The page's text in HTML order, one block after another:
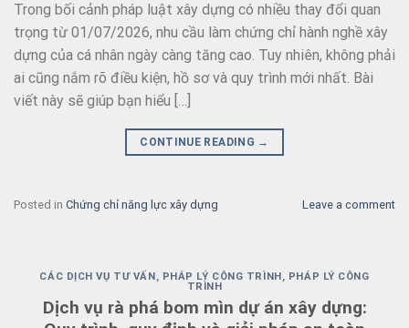
Trong bối cảnh pháp luật xây dựng có nhiều thay đổi quan
trọng từ 01/07/2026, nhu cầu làm chứng chỉ hành nghề xây
dựng của cá nhân ngày càng tăng cao. Tuy nhiên, không phải
ai cũng nắm rõ điều kiện, hồ sơ và quy trình mới nhất. Bài
viết này sẽ giúp bạn hiểu […]
CONTINUE READING →
Posted in Chứng chỉ năng lực xây dựng Leave a comment
CÁC DỊCH VỤ TƯ VẤN , PHÁP LÝ CÔNG TRÌNH , PHÁP LÝ CÔNG
TRÌNH
Dịch vụ rà phá bom mìn dự án xây dựng: